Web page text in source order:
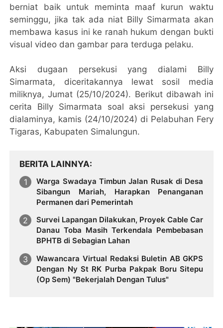
berniat baik untuk meminta maaf kurun waktu
seminggu, jika tak ada niat Billy Simarmata akan
membawa kasus ini ke ranah hukum dengan bukti
visual video dan gambar para terduga pelaku.
Aksi dugaan persekusi yang dialami Billy
Simarmata, diceritakannya lewat sosil media
miliknya, Jumat (25/10/2024). Berikut dibawah ini
cerita Billy Simarmata soal aksi persekusi yang
dialaminya, kamis (24/10/2024) di Pelabuhan Fery
Tigaras, Kabupaten Simalungun.
BERITA LAINNYA
Warga Swadaya Timbun Jalan Rusak di Desa
Sibangun Mariah, Harapkan Penanganan
Permanen dari Pemerintah
Survei Lapangan Dilakukan, Proyek Cable Car
Danau Toba Masih Terkendala Pembebasan
BPHTB di Sebagian Lahan
Wawancara Virtual Redaksi Buletin AB GKPS
Dengan Ny St RK Purba Pakpak Boru Sitepu
(Op Sem) "Bekerjalah Dengan Tulus"